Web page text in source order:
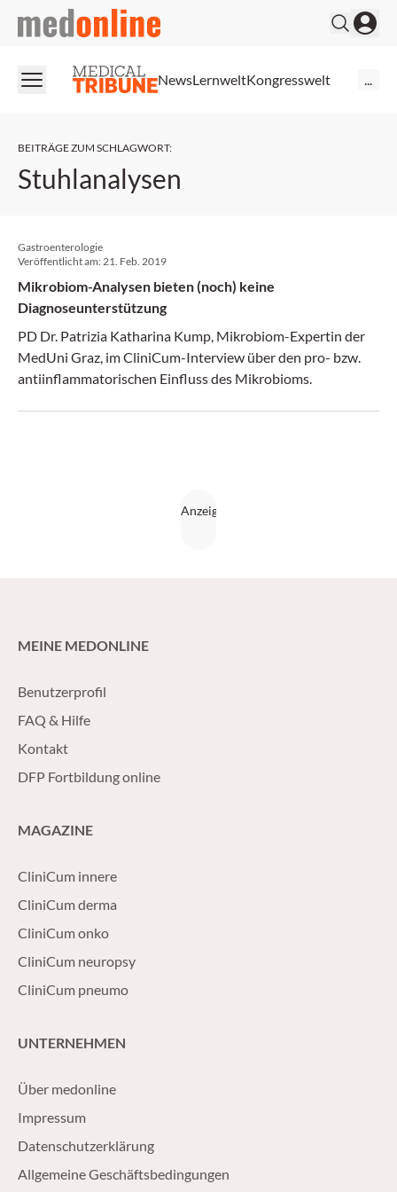
medonline
NewsLernweltKongresswelt
BEITRÄGE ZUM SCHLAGWORT:
Stuhlanalysen
Gastroenterologie
Veröffentlicht am:21. Feb. 2019
Mikrobiom-Analysen bieten (noch) keine
Diagnoseunterstützung
PD Dr. Patrizia Katharina Kump, Mikrobiom-Expertin der
MedUni Graz, im CliniCum-Interview über den pro- bzw.
antiinflammatorischen Einfluss des Mikrobioms.
MEINE MEDONLINE
Benutzerprofil
FAQ & Hilfe
Kontakt
DFP Fortbildung online
MAGAZINE
CliniCum innere
CliniCum derma
CliniCum onko
CliniCum neuropsy
CliniCum pneumo
UNTERNEHMEN
Über medonline
Impressum
Datenschutzerklärung
Allgemeine Geschäftsbedingungen